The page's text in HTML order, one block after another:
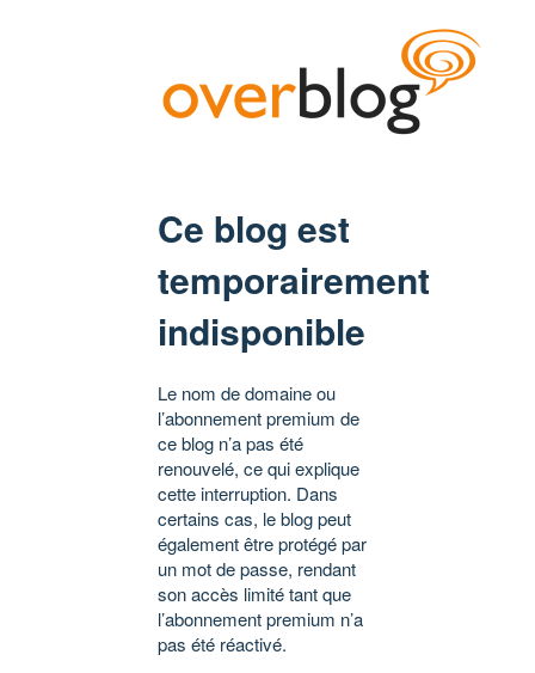
Ce blog est
temporairement
indisponible
Le nom de domaine ou
l’abonnement premium de
ce blog n’a pas été
renouvelé, ce qui explique
cette interruption. Dans
certains cas, le blog peut
également être protégé par
un mot de passe, rendant
son accès limité tant que
l’abonnement premium n’a
pas été réactivé.